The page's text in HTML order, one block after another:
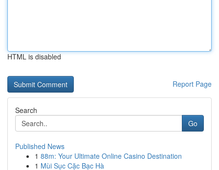
HTML is disabled
Report Page
Search
Go
Published News
1 88m: Your Ultimate Online Casino Destination
1 Mùi Sục Cặc Bạc Hà